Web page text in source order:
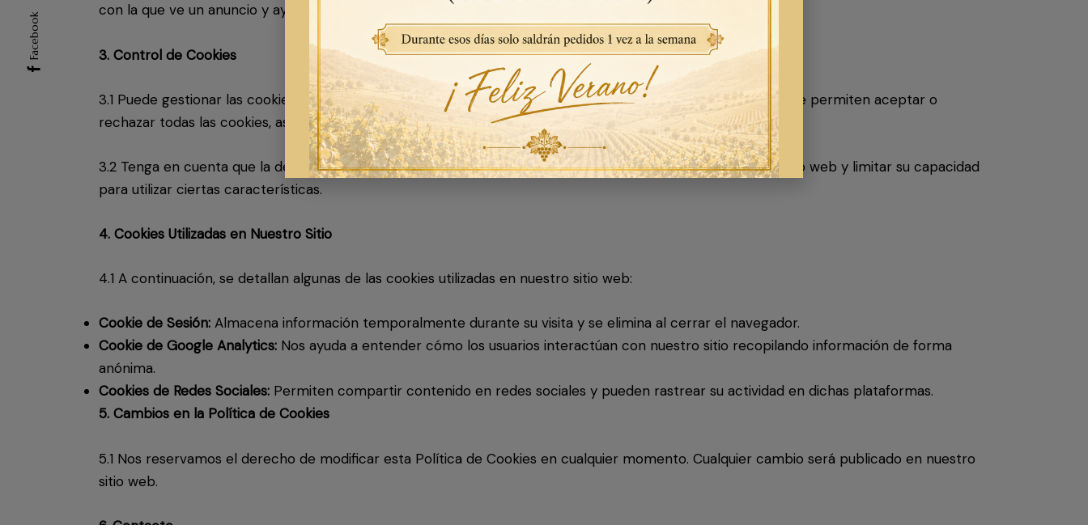
con la que ve un anuncio y ayudar a medir la efectividad de una campaña publicitaria.
3. Control de Cookies
3.1 Puede gestionar las cookies a través de la configuración de su navegador. La mayoría de los navegadores le permiten aceptar o
rechazar todas las cookies, así como eliminar las ya almacenadas en su dispositivo.
3.2 Tenga en cuenta que la desactivación de cookies esenciales puede afectar la funcionalidad de nuestro sitio web y limitar su capacidad
para utilizar ciertas características.
4. Cookies Utilizadas en Nuestro Sitio
4.1 A continuación, se detallan algunas de las cookies utilizadas en nuestro sitio web:
Cookie de Sesión: Almacena información temporalmente durante su visita y se elimina al cerrar el navegador.
Cookie de Google Analytics: Nos ayuda a entender cómo los usuarios interactúan con nuestro sitio recopilando información de forma
anónima.
Cookies de Redes Sociales: Permiten compartir contenido en redes sociales y pueden rastrear su actividad en dichas plataformas.
5. Cambios en la Política de Cookies
5.1 Nos reservamos el derecho de modificar esta Política de Cookies en cualquier momento. Cualquier cambio será publicado en nuestro
sitio web.
Facebook